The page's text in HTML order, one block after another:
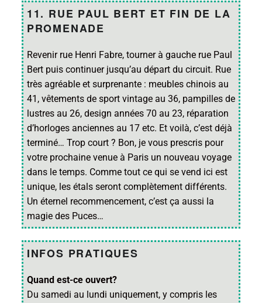
11. RUE PAUL BERT ET FIN DE LA
PROMENADE
Revenir rue Henri Fabre, tourner à gauche rue Paul
Bert puis continuer jusqu’au départ du circuit. Rue
très agréable et surprenante : meubles chinois au
41, vêtements de sport vintage au 36, pampilles de
lustres au 26, design années 70 au 23, réparation
d’horloges anciennes au 17 etc. Et voilà, c’est déjà
terminé… Trop court ? Bon, je vous prescris pour
votre prochaine venue à Paris un nouveau voyage
dans le temps. Comme tout ce qui se vend ici est
unique, les étals seront complètement différents.
Un éternel recommencement, c’est ça aussi la
magie des Puces…
INFOS PRATIQUES
Quand est-ce ouvert?
Du samedi au lundi uniquement, y compris les